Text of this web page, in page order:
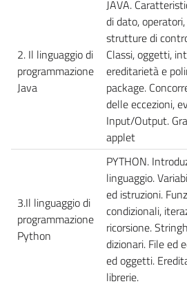
2. Il linguaggio di
programmazione
Java
JAVA.
di dato,
strutture di
Classi, oggetti,
ereditarietà e
package.
delle eccezioni,
Input/Output.
applet
3.Il linguaggio di
programmazione
Python
PYTHON.
linguaggio.
ed istruzioni.
condizionali,
ricorsione.
dizionari. File ed
ed oggetti.
librerie.